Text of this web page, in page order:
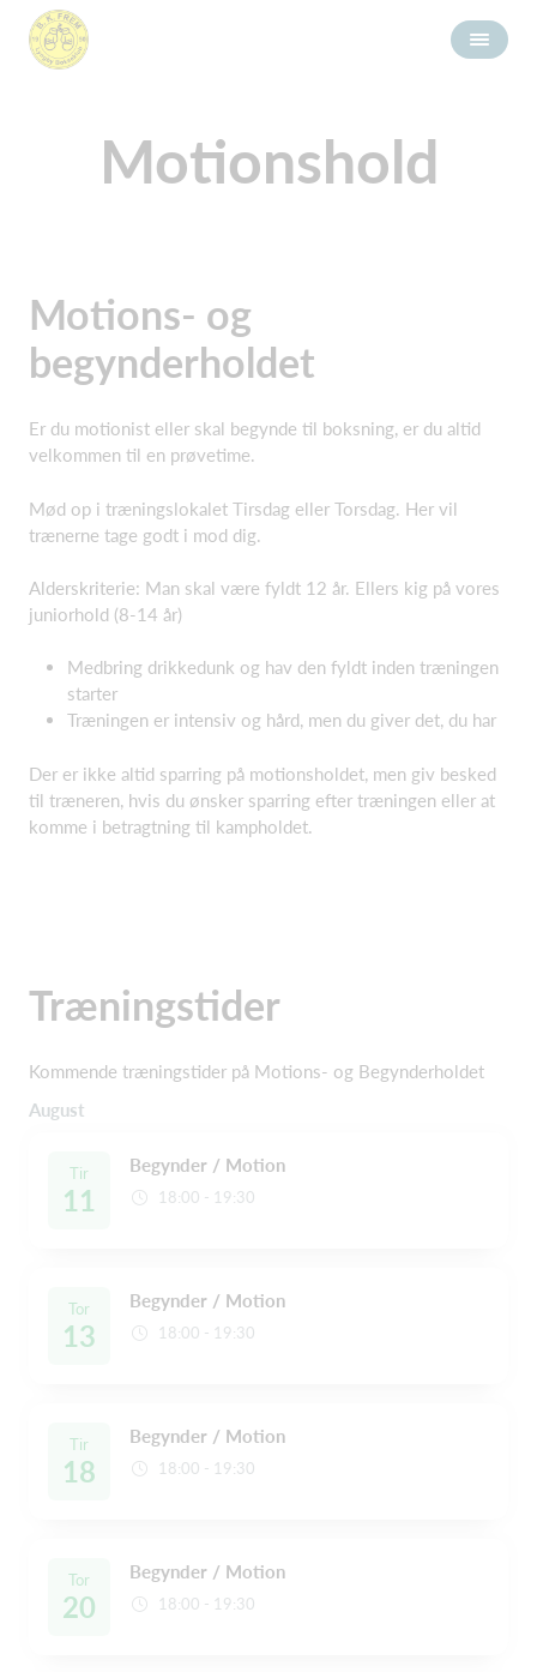
Motionshold
Motions- og
begynderholdet
Er du motionist eller skal begynde til boksning, er du altid
velkommen til en prøvetime.
Mød op i træningslokalet Tirsdag eller Torsdag. Her vil
trænerne tage godt i mod dig.
Alderskriterie: Man skal være fyldt 12 år. Ellers kig på vores
juniorhold (8-14 år)
Medbring drikkedunk og hav den fyldt inden træningen
starter
Træningen er intensiv og hård, men du giver det, du har
Der er ikke altid sparring på motionsholdet, men giv besked
til træneren, hvis du ønsker sparring efter træningen eller at
komme i betragtning til kampholdet.
Træningstider
Kommende træningstider på Motions- og Begynderholdet
August
Tir
11
Begynder / Motion
18:00 - 19:30
Tor
13
Begynder / Motion
18:00 - 19:30
Tir
18
Begynder / Motion
18:00 - 19:30
Tor
20
Begynder / Motion
18:00 - 19:30